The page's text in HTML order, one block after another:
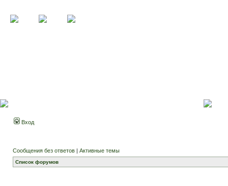
Вход
Сообщения без ответов | Активные темы
Список форумов